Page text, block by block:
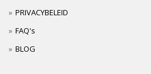
PRIVACYBELEID
FAQ's
BLOG